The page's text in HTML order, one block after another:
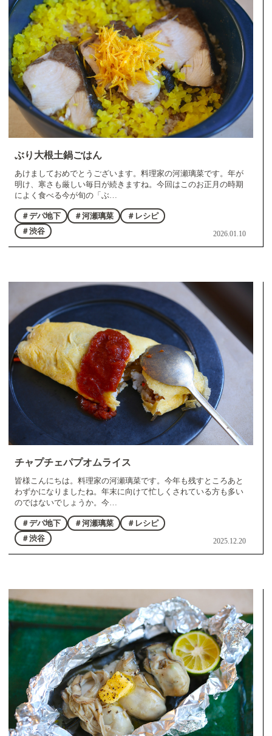
ぶり大根土鍋ごはん
あけましておめでとうございます。料理家の河瀬璃菜です。年が
明け、寒さも厳しい毎日が続きますね。今回はこのお正月の時期
によく食べる今が旬の「ぶ…
＃デパ地下 ＃河瀬璃菜
＃レシピ
＃渋谷
2026.01.10
チャプチェパプオムライス
皆様こんにちは。料理家の河瀬璃菜です。今年も残すところあと
わずかになりましたね。年末に向けて忙しくされている方も多い
のではないでしょうか。今…
＃デパ地下 ＃河瀬璃菜
＃レシピ
＃渋谷
2025.12.20